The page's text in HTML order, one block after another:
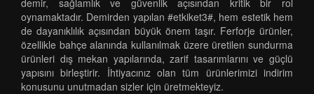
demir, sağlamlık ve güvenlik açısından kritik bir rol
oynamaktadır. Demirden yapılan #etkiket3#, hem estetik hem
de dayanıklılık açısından büyük önem taşır. Ferforje ürünler,
özellikle bahçe alanında kullanılmak üzere üretilen sundurma
ürünleri dış mekan yapılarında, zarif tasarımlarını ve güçlü
yapısını birleştirir. İhtiyacınız olan tüm ürünlerimizi indirim
konusunu unutmadan sizler için üretmekteyiz.